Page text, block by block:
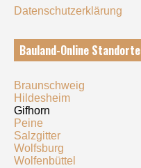
Datenschutzerklärung
Bauland-Online Standorte
Braunschweig
Hildesheim
Gifhorn
Peine
Salzgitter
Wolfsburg
Wolfenbüttel